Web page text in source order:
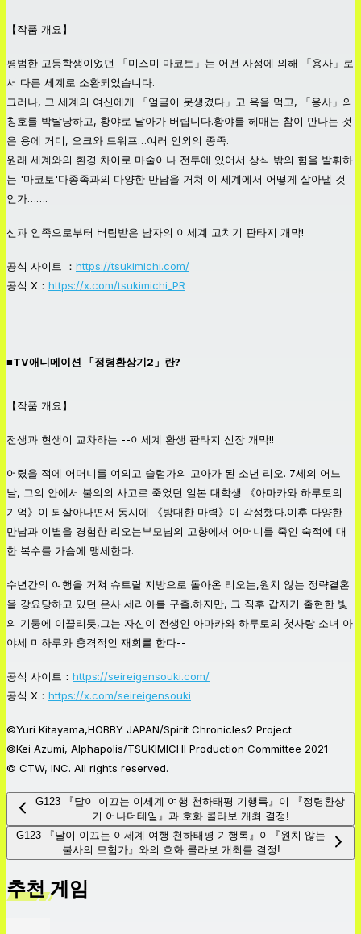
【작품 개요】
평범한 고등학생이었던 「미스미 마코토」는 어떤 사정에 의해 「용사」로
서 다른 세계로 소환되었습니다.
그러나, 그 세계의 여신에게 「얼굴이 못생겼다」고 욕을 먹고, 「용사」의
칭호를 박탈당하고, 황야로 날아가 버립니다.황야를 헤매는 참이 만나는 것
은 용에 거미, 오크와 드워프…여러 인외의 종족.
원래 세계와의 환경 차이로 마술이나 전투에 있어서 상식 밖의 힘을 발휘하
는 '마코토'다종족과의 다양한 만남을 거쳐 이 세계에서 어떻게 살아낼 것
인가…….
신과 인족으로부터 버림받은 남자의 이세계 고치기 판타지 개막!
공식 사이트 ： https://tsukimichi.com/
공식 X： https://x.com/tsukimichi_PR
■TV애니메이션 「정령환상기2」란?
【작품 개요】
전생과 현생이 교차하는 --이세계 환생 판타지 신장 개막!!
어렸을 적에 어머니를 여의고 슬럼가의 고아가 된 소년 리오. 7세의 어느
날, 그의 안에서 불의의 사고로 죽었던 일본 대학생 《아마카와 하루토의
기억》이 되살아나면서 동시에 《방대한 마력》이 각성했다.이후 다양한
만남과 이별을 경험한 리오는부모님의 고향에서 어머니를 죽인 숙적에 대
한 복수를 가슴에 맹세한다.
수년간의 여행을 거쳐 슈트랄 지방으로 돌아온 리오는,원치 않는 정략결혼
을 강요당하고 있던 은사 세리아를 구출.하지만, 그 직후 갑자기 출현한 빛
의 기둥에 이끌리듯,그는 자신이 전생인 아마카와 하루토의 첫사랑 소녀 아
야세 미하루와 충격적인 재회를 한다--
공식 사이트： https://seireigensouki.com/
공식 X： https://x.com/seireigensouki
©Yuri Kitayama,HOBBY JAPAN/Spirit Chronicles2 Project
©Kei Azumi, Alphapolis/TSUKIMICHI Production Committee 2021
© CTW, INC. All rights reserved.
G123 『달이 이끄는 이세계 여행 천하태평 기행록』이 『정령환상
기 어나더테일』과 호화 콜라보 개최 결정!
G123 『달이 이끄는 이세계 여행 천하태평 기행록』이『원치 않는
불사의 모험가』와의 호화 콜라보 개최를 결정!
추천 게임